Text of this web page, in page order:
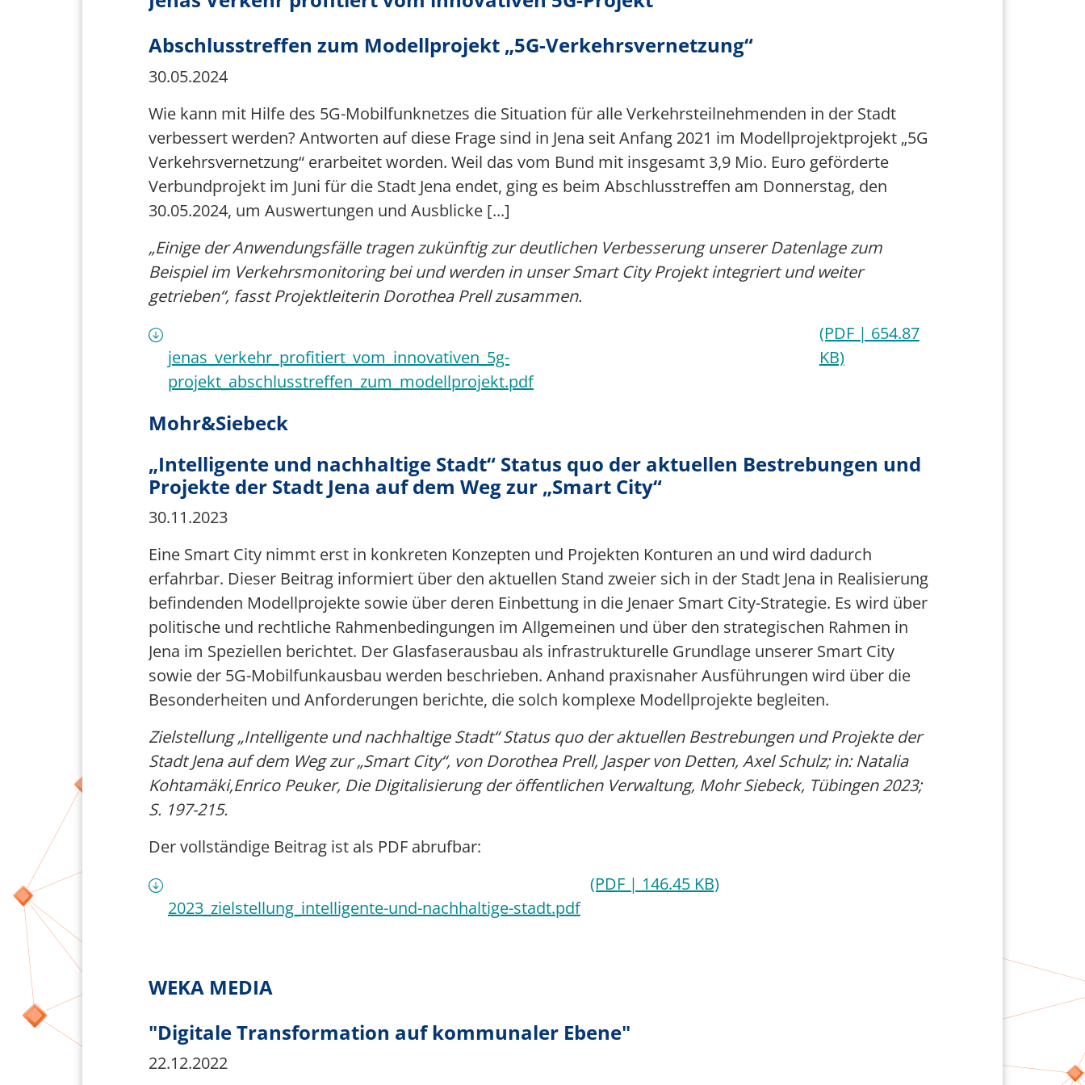
Abschlusstreffen zum Modellprojekt „5G-Verkehrsvernetzung“
30.05.2024
Wie kann mit Hilfe des 5G-Mobilfunknetzes die Situation für alle Verkehrsteilnehmenden in der Stadt
verbessert werden? Antworten auf diese Frage sind in Jena seit Anfang 2021 im Modellprojektprojekt „5G
Verkehrsvernetzung“ erarbeitet worden. Weil das vom Bund mit insgesamt 3,9 Mio. Euro geförderte
Verbundprojekt im Juni für die Stadt Jena endet, ging es beim Abschlusstreffen am Donnerstag, den
30.05.2024, um Auswertungen und Ausblicke [...]
„Einige der Anwendungsfälle tragen zukünftig zur deutlichen Verbesserung unserer Datenlage zum
Beispiel im Verkehrsmonitoring bei und werden in unser Smart City Projekt integriert und weiter
getrieben“, fasst Projektleiterin Dorothea Prell zusammen.
jenas_verkehr_profitiert_vom_innovativen_5g-
projekt_abschlusstreffen_zum_modellprojekt.pdf
(PDF | 654.87
KB)
Mohr&Siebeck
„Intelligente und nachhaltige Stadt“ Status quo der aktuellen Bestrebungen und
Projekte der Stadt Jena auf dem Weg zur „Smart City“
30.11.2023
Eine Smart City nimmt erst in konkreten Konzepten und Projekten Konturen an und wird dadurch
erfahrbar. Dieser Beitrag informiert über den aktuellen Stand zweier sich in der Stadt Jena in Realisierung
befindenden Modellprojekte sowie über deren Einbettung in die Jenaer Smart City-Strategie. Es wird über
politische und rechtliche Rahmenbedingungen im Allgemeinen und über den strategischen Rahmen in
Jena im Speziellen berichtet. Der Glasfaserausbau als infrastrukturelle Grundlage unserer Smart City
sowie der 5G-Mobilfunkausbau werden beschrieben. Anhand praxisnaher Ausführungen wird über die
Besonderheiten und Anforderungen berichte, die solch komplexe Modellprojekte begleiten.
Zielstellung „Intelligente und nachhaltige Stadt“ Status quo der aktuellen Bestrebungen und Projekte der
Stadt Jena auf dem Weg zur „Smart City“, von Dorothea Prell, Jasper von Detten, Axel Schulz; in: Natalia
Kohtamäki,Enrico Peuker, Die Digitalisierung der öffentlichen Verwaltung, Mohr Siebeck, Tübingen 2023;
S. 197-215.
Der vollständige Beitrag ist als PDF abrufbar:
2023_zielstellung_intelligente-und-nachhaltige-stadt.pdf
(PDF | 146.45 KB)
WEKA MEDIA
"Digitale Transformation auf kommunaler Ebene"
22.12.2022